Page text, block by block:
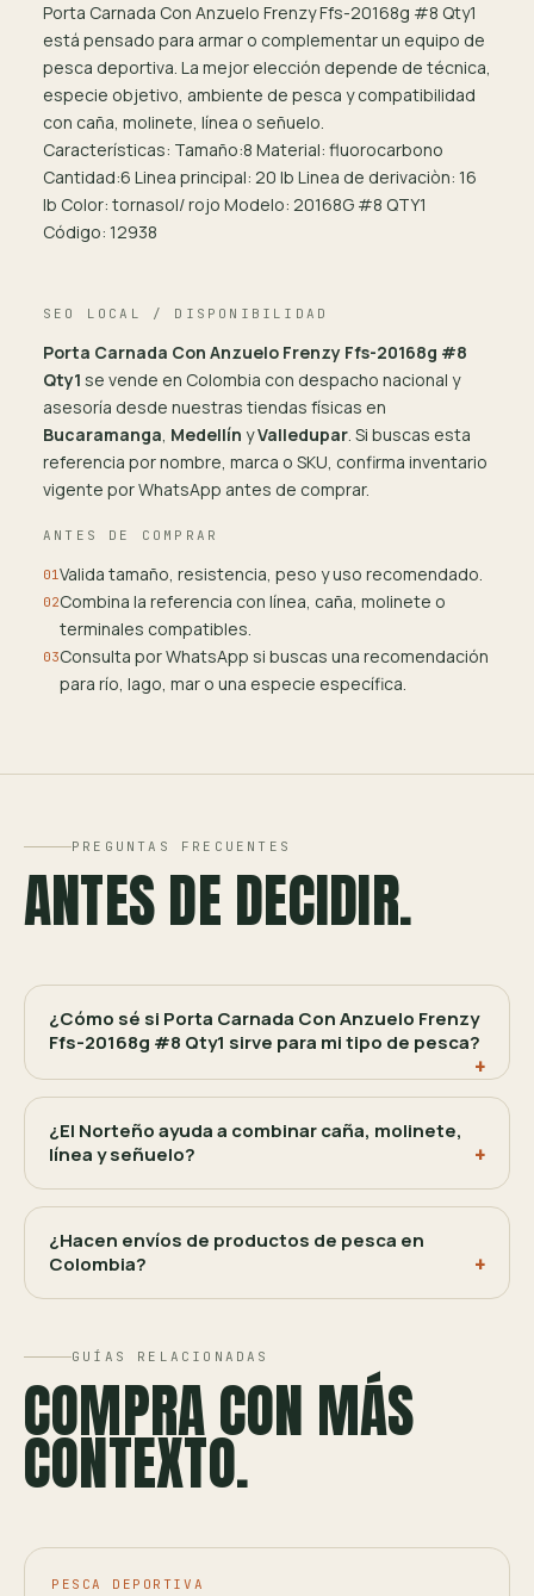
Porta Carnada Con Anzuelo Frenzy Ffs-20168g #8 Qty1
está pensado para armar o complementar un equipo de
pesca deportiva. La mejor elección depende de técnica,
especie objetivo, ambiente de pesca y compatibilidad
con caña, molinete, línea o señuelo.
Características: Tamaño:8 Material: fluorocarbono
Cantidad:6 Linea principal: 20 lb Linea de derivaciòn: 16
lb Color: tornasol/ rojo Modelo: 20168G #8 QTY1
Código: 12938
SEO LOCAL / DISPONIBILIDAD
Porta Carnada Con Anzuelo Frenzy Ffs-20168g #8
Qty1 se vende en Colombia con despacho nacional y
asesoría desde nuestras tiendas físicas en
Bucaramanga, Medellín yValledupar. Si buscas esta
referencia por nombre, marca o SKU, confirma inventario
vigente por WhatsApp antes de comprar.
ANTES DE COMPRAR
01Valida tamaño, resistencia, peso y uso recomendado.
02Combina la referencia con línea, caña, molinete o
terminales compatibles.
03Consulta por WhatsApp si buscas una recomendación
para río, lago, mar o una especie específica.
PREGUNTAS FRECUENTES
ANTES DE DECIDIR.
¿Cómo sé si Porta Carnada Con Anzuelo Frenzy
Ffs-20168g #8 Qty1 sirve para mi tipo de pesca?
¿El Norteño ayuda a combinar caña, molinete,
línea y señuelo?
¿Hacen envíos de productos de pesca en
Colombia?
GUÍAS RELACIONADAS
COMPRA CON MÁS
CONTEXTO.
PESCA DEPORTIVA